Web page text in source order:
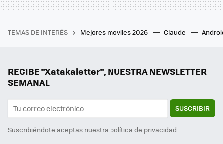
TEMAS DE INTERÉS Mejores moviles 2026 Claude
RECIBE "Xatakaletter", NUESTRA NEWSLETTER
SEMANAL
SUSCRIBIR
Suscribiéndote aceptas nuestra política de privacidad